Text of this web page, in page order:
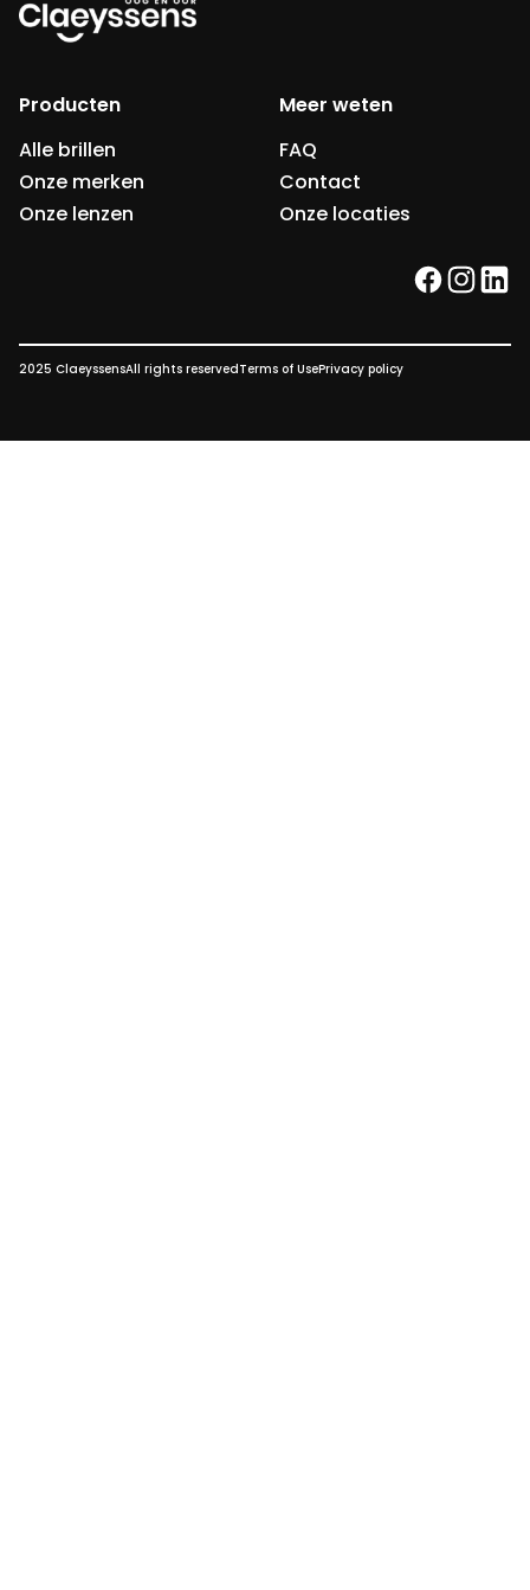
Producten
Alle brillen
Onze merken
Onze lenzen
Meer weten
FAQ
Contact
Onze locaties
facebook
2025 ClaeyssensAll rights reservedTerms of UsePrivacy policy